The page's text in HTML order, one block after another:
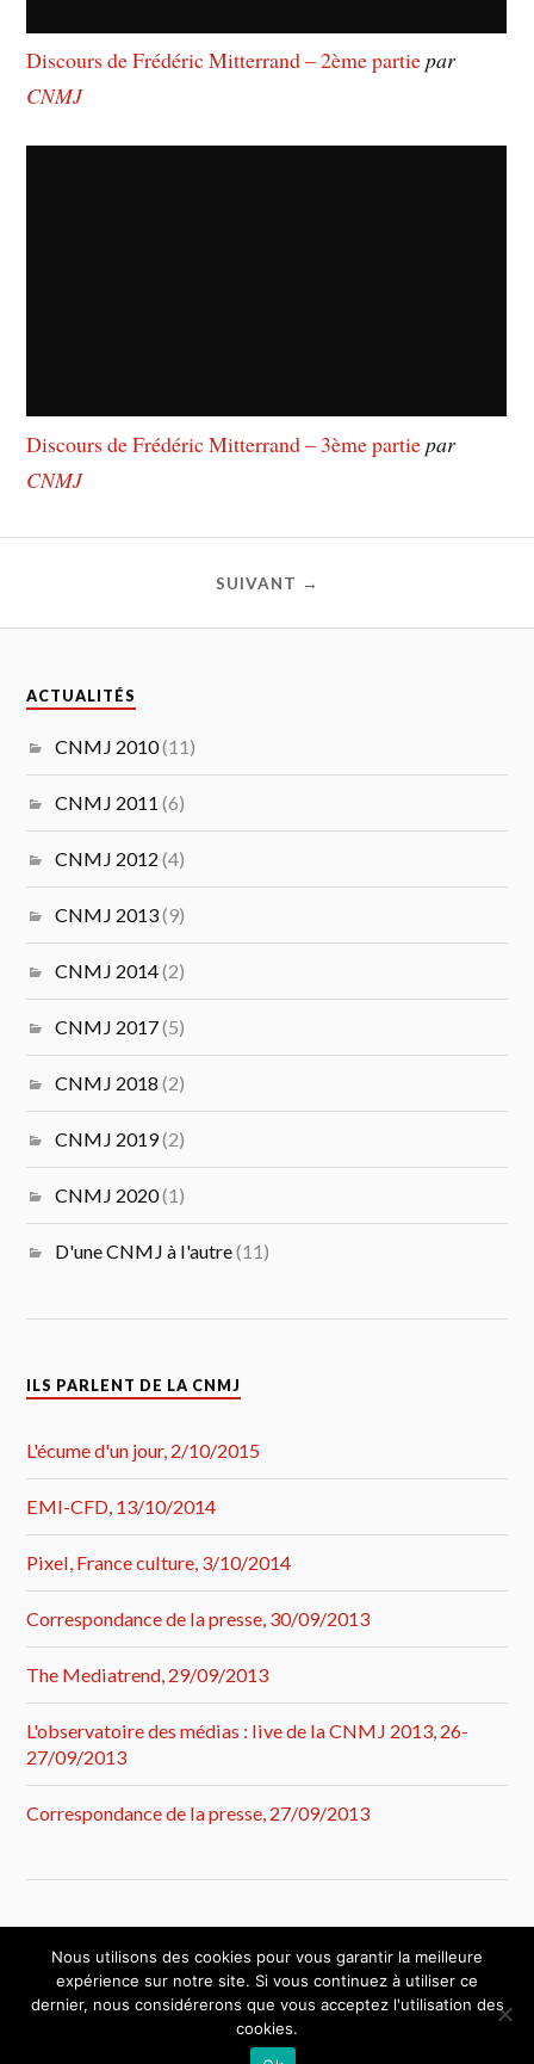
Discours de Frédéric Mitterrand – 2ème partiepar
CNMJ
Discours de Frédéric Mitterrand – 3ème partiepar
CNMJ
SUIVANT →
ACTUALITÉS
CNMJ 2010(11)
CNMJ 2011 (6)
CNMJ 2012 (4)
CNMJ 2013(9)
CNMJ 2014(2)
CNMJ 2017(5)
CNMJ 2018 (2)
CNMJ 2019(2)
CNMJ 2020(1)
D'une CNMJ à l'autre(11)
ILS PARLENT DE LA CNMJ
L'écume d'un jour, 2/10/2015
EMI-CFD, 13/10/2014
Pixel, France culture, 3/10/2014
Correspondance de la presse, 30/09/2013
The Mediatrend, 29/09/2013
L'observatoire des médias : live de la CNMJ 2013, 26-
27/09/2013
Correspondance de la presse, 27/09/2013
FIÈREMENT PROPULSÉ PARWORDPRESS
ANDERS NORÉN
Nous utilisons des cookies pour vous garantir la meilleure
expérience sur notre site. Si vous continuez à utiliser ce
dernier, nous considérerons que vous acceptez l'utilisation des
cookies.